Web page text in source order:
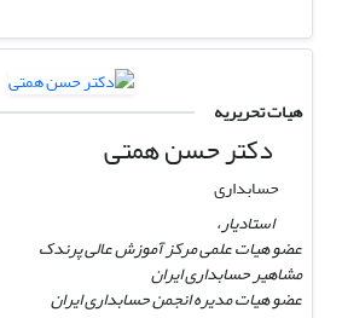
هیات تحریریه
دکتر حسن همتی
حسابداری
استادیار،
عضو هیات علمی مرکز آموزش عالی پرندک
مشاهیر حسابداری ایران
عضو هیات مدیره انجمن حسابداری ایران